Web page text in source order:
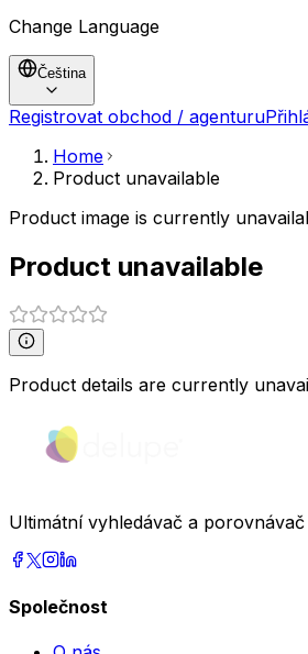
Change Language
Čeština
Registrovat obchod / agenturu
Home
Product unavailable
Product image is currently
Product unavailable
Product details are currently
Ultimátní vyhledávač a
Společnost